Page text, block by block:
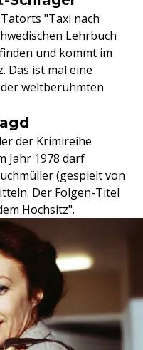
"Taxi nach
Lehrbuch
und kommt im
Das ist mal eine
weltberühmten
der Krimireihe
Jahr 1978 darf
(gespielt von
Der Folgen-Titel
Hochsitz".